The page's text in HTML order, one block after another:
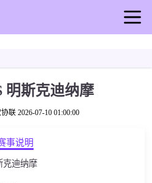
明斯克迪纳摩
协联 2026-07-10 01:00:00
事说明
克迪纳摩